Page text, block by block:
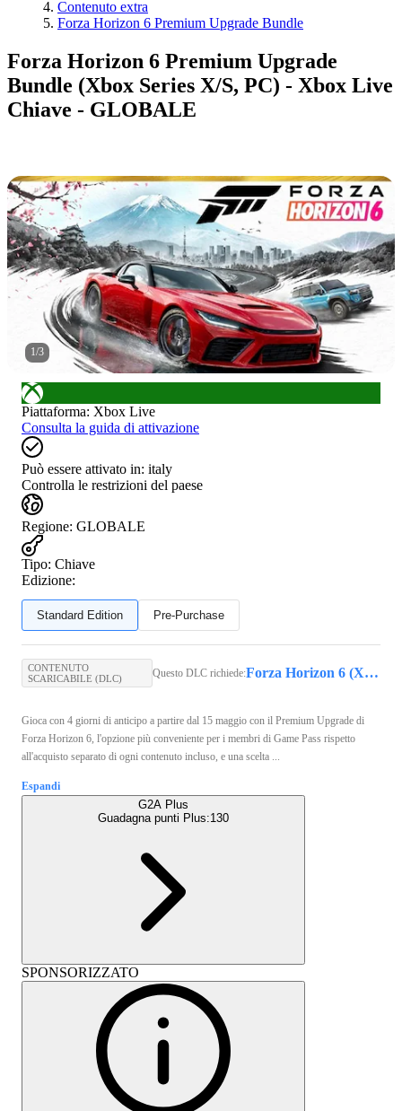
Contenuto extra
Forza Horizon 6 Premium Upgrade Bundle
Forza Horizon 6 Premium Upgrade
Bundle (Xbox Series X/S, PC) - Xbox Live
Chiave - GLOBALE
1/3
Piattaforma: Xbox Live
Consulta la guida di attivazione
Può essere attivato in: italy
Controlla le restrizioni del paese
Regione: GLOBALE
Tipo: Chiave
Edizione:
Standard Edition Pre-Purchase
CONTENUTO
SCARICABILE (DLC)
Questo DLC richiede: Forza Horizon 6 (Xbox Series X/S, PC) - Xbox Live Key - GLOBAL
Gioca con 4 giorni di anticipo a partire dal 15 maggio con il Premium Upgrade di
Forza Horizon 6, l'opzione più conveniente per i membri di Game Pass rispetto
all'acquisto separato di ogni contenuto incluso, e una scelta ...
Espandi
G2A Plus
Guadagna punti Plus:130
SPONSORIZZATO